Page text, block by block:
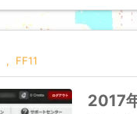
, FF11
2017